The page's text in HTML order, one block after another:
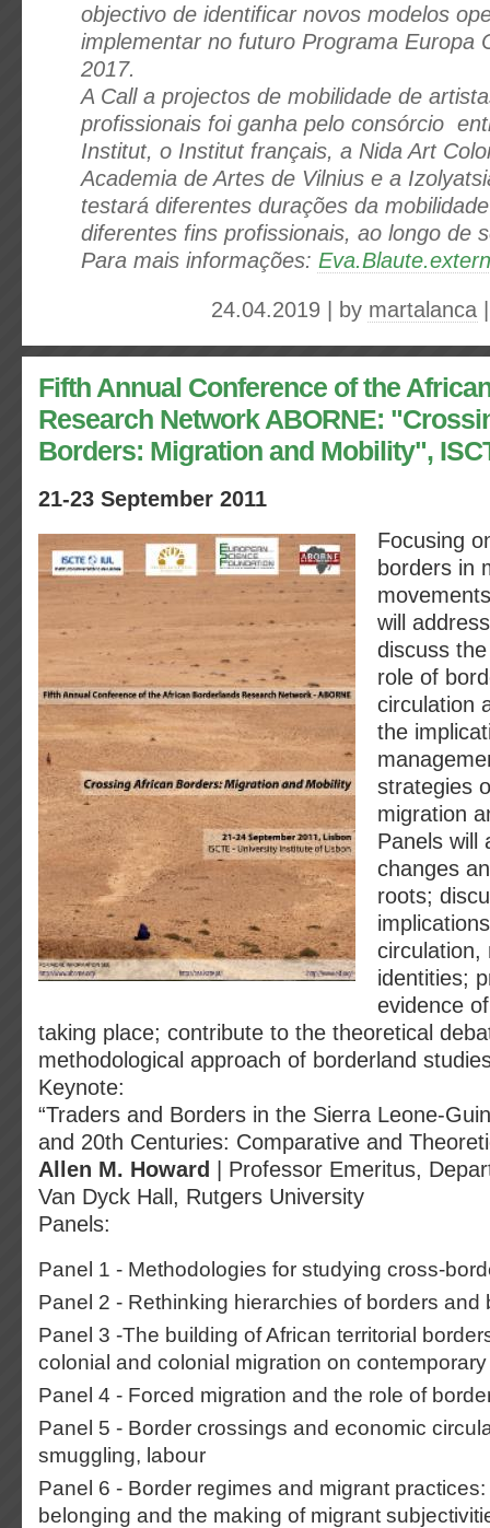
objectivo de identificar novos modelos
implementar no futuro Programa Europa
2017.
A Call a projectos de mobilidade de
profissionais foi ganha pelo consórcio
Institut, o Institut français, a Nida Art
Academia de Artes de Vilnius e a
testará diferentes durações da
diferentes fins profissionais, ao longo de
Para mais informações:
24.04.2019 | by martalanca
Fifth Annual Conference of the
Research Network ABORNE:
Borders: Migration and Mobility",
21-23 September 2011
Focusing
borders in
will
discuss
role of
circulation
the
strategies
migration
Panels will
changes
roots;
circulation,
identities;
evidence
taking place; contribute to the theoretical
methodological approach of borderland
Keynote:
“Traders and Borders in the Sierra Leone-
and 20th Centuries: Comparative and
Allen M. Howard | Professor Emeritus,
Van Dyck Hall, Rutgers University
Panels:
Panel 1 - Methodologies for studying cross-
Panel 2 - Rethinking hierarchies of borders and
Panel 3 -The building of African territorial
colonial and colonial migration on
Panel 4 - Forced migration and the role of
Panel 5 - Border crossings and economic
smuggling, labour
Panel 6 - Border regimes and migrant
belonging and the making of migrant